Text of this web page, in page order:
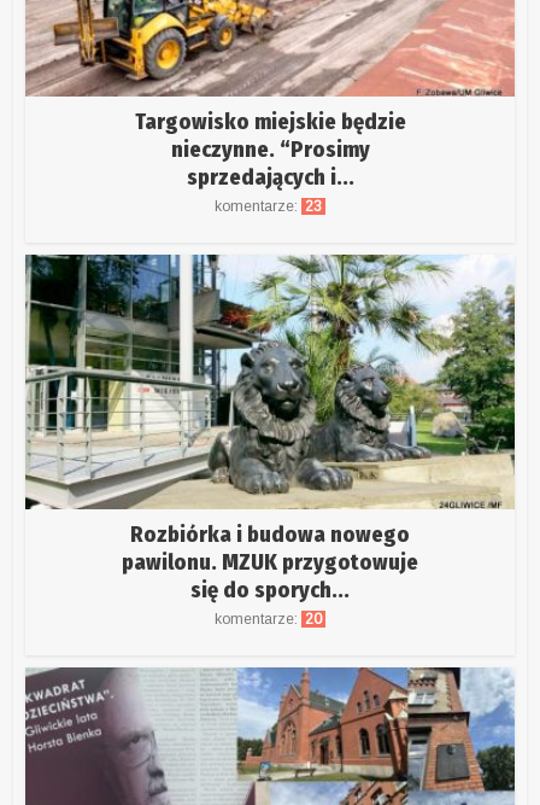
Targowisko miejskie będzie
nieczynne. “Prosimy
sprzedających i...
komentarze: 23
Rozbiórka i budowa nowego
pawilonu. MZUK przygotowuje
się do sporych...
komentarze: 20